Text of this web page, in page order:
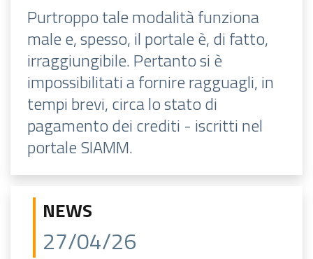
Purtroppo tale modalità funziona
male e, spesso, il portale è, di fatto,
irraggiungibile. Pertanto si è
impossibilitati a fornire ragguagli, in
tempi brevi, circa lo stato di
pagamento dei crediti - iscritti nel
portale SIAMM.
NEWS
27/04/26